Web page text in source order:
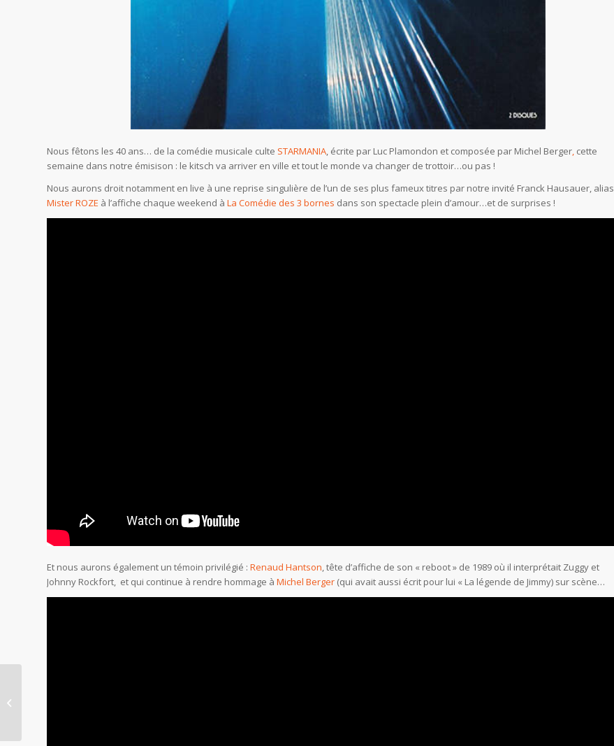
Nous fêtons les 40 ans… de la comédie musicale culte STARMANIA, écrite par Luc Plamondon et composée par Michel Berger, cette
semaine dans notre émisison : le kitsch va arriver en ville et tout le monde va changer de trottoir…ou pas !
Nous aurons droit notamment en live à une reprise singulière de l’un de ses plus fameux titres par notre invité Franck Hausauer, alias
Mister ROZE à l’affiche chaque weekend à La Comédie des 3 bornes dans son spectacle plein d’amour…et de surprises !
Et nous aurons également un témoin privilégié : Renaud Hantson, tête d’affiche de son « reboot » de 1989 où il interprétait Zuggy et
Johnny Rockfort, et qui continue à rendre hommage à Michel Berger (qui avait aussi écrit pour lui « La légende de Jimmy) sur scène…